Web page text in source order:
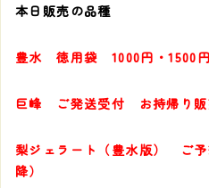
本日販売の品種
豊水 徳用袋 1000円・1500円
巨峰 ご発送受付 お持帰り販
梨ジェラート（豊水版） ご
降）